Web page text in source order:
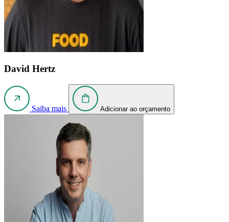
David Hertz
Saiba mais Adicionar ao orçamento